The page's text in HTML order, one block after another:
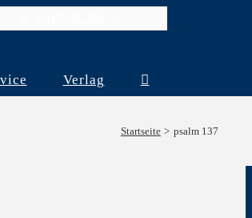
Verlag
Startseite psalm 137